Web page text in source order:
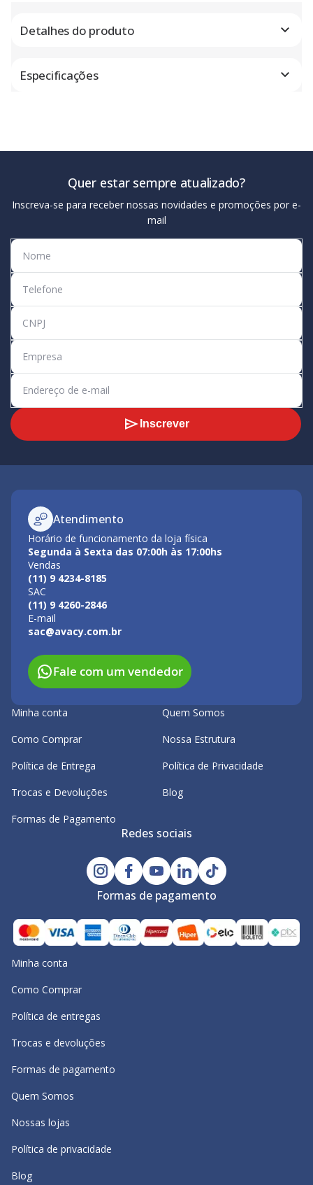
Detalhes do produto
Especificações
Quer estar sempre atualizado?
Inscreva-se para receber nossas novidades e promoções por e-
mail
Inscrever
Atendimento
Horário de funcionamento da loja física
Segunda à Sexta das 07:00h às 17:00hs
Vendas
(11) 9 4234-8185
SAC
(11) 9 4260-2846
E-mail
sac@avacy.com.br
Fale com um vendedor
Minha conta
Como Comprar
Política de Entrega
Trocas e Devoluções
Formas de Pagamento
Quem Somos
Nossa Estrutura
Política de Privacidade
Blog
Redes sociais
Formas de pagamento
Minha conta
Como Comprar
Política de entregas
Trocas e devoluções
Formas de pagamento
Quem Somos
Nossas lojas
Política de privacidade
Blog